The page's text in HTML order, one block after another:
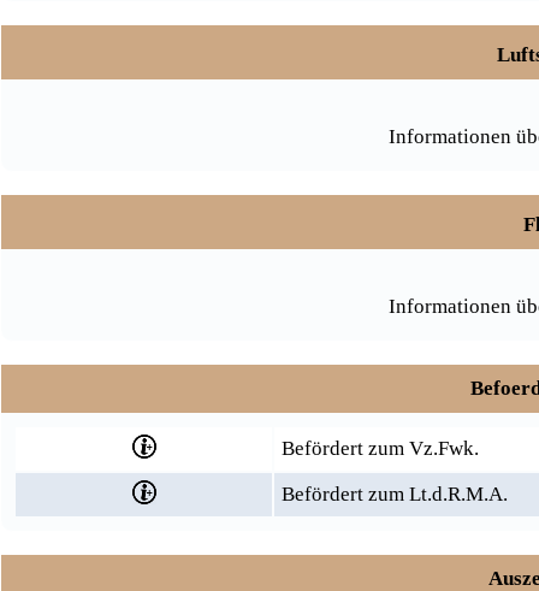
Informationen
Informationen
Befördert zum Vz.Fwk.
Befördert zum Lt.d.R.M.A.